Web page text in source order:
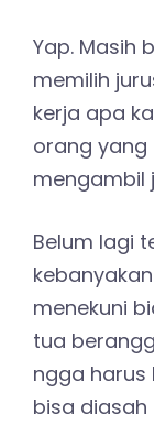
Yap. Masih
memilih
kerja apa
orang
mengambil
Belum lagi
menekuni
tua
ngga harus
bisa diasah